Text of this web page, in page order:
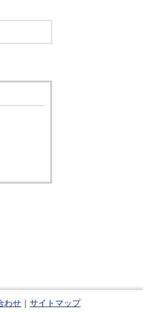
わせ ｜ サイトマップ